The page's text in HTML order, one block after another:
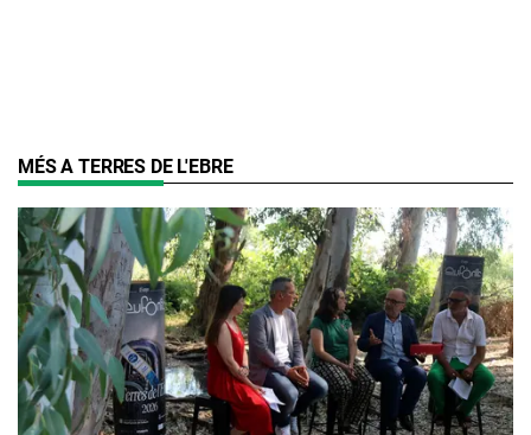
MÉS A TERRES DE L'EBRE